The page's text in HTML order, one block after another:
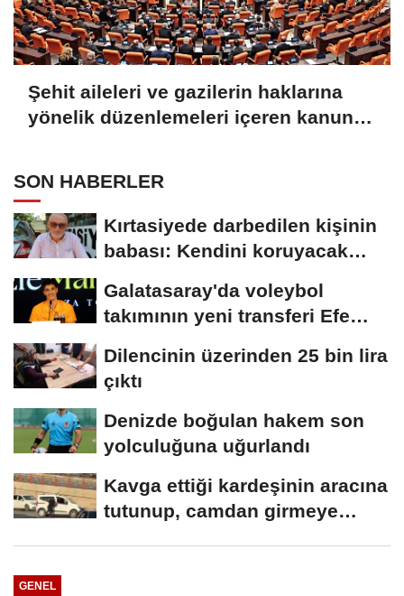
Şehit aileleri ve gazilerin haklarına
yönelik düzenlemeleri içeren kanun
SON HABERLER
Kırtasiyede darbedilen kişinin
babası: Kendini koruyacak
Galatasaray'da voleybol
takımının yeni transferi Efe
Dilencinin üzerinden 25 bin lira
çıktı
Denizde boğulan hakem son
yolculuğuna uğurlandı
Kavga ettiği kardeşinin aracına
tutunup, camdan girmeye
GENEL